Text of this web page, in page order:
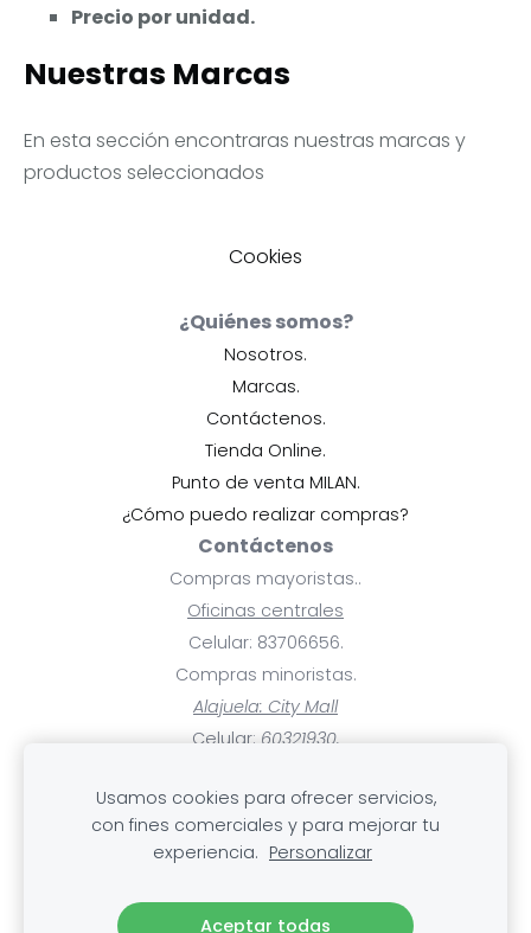
Nuestras Marcas
En esta sección encontraras nuestras marcas y
productos seleccionados
Precio por unidad.
Cookies
¿Quiénes somos?
Nosotros.
Marcas.
Contáctenos.
Tienda Online.
Punto de venta MILAN.
¿Cómo puedo realizar compras?
Contáctenos
Compras mayoristas..
Oficinas centrales
Celular: 83706656.
Compras minoristas.
Alajuela: City Mall
Celular: 60321930.
Pagos y facturas.
Mis compras.
Cambios, devoluciones y rembolsos
.Envío
Usamos cookies para ofrecer servicios,
con fines comerciales y para mejorar tu
experiencia. Personalizar
Aceptar todas